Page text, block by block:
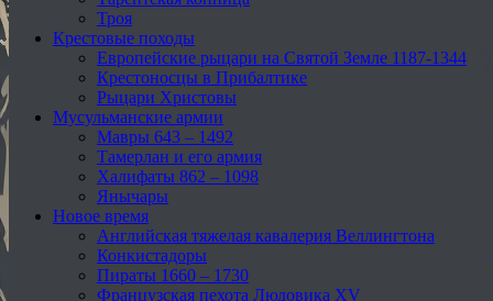
Троя
Крестовые походы
Европейские рыцари на Святой Земле 1187-1344
Крестоносцы в Прибалтике
Рыцари Христовы
Мусульманские армии
Мавры 643 – 1492
Тамерлан и его армия
Халифаты 862 – 1098
Янычары
Новое время
Английская тяжелая кавалерия Веллингтона
Конкистадоры
Пираты 1660 – 1730
Французская пехота Людовика XV